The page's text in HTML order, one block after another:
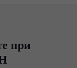
при